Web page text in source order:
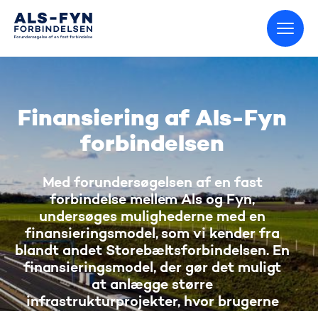
Finansiering af Als-Fyn
forbindelsen
Med forundersøgelsen af en fast
forbindelse mellem Als og Fyn,
undersøges mulighederne med en
finansieringsmodel, som vi kender fra
blandt andet Storebæltsforbindelsen. En
finansieringsmodel, der gør det muligt
at anlægge større
infrastrukturprojekter, hvor brugerne